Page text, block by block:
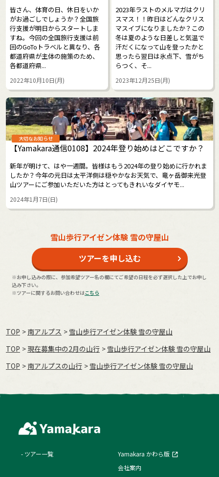
皆さん、体育の日、休日をいか
がお過ごしでしょうか？全国旅
行支援が明日からスタートしま
すね。今回の全国旅行支援は前
回のGoToトラベルと異なり、各
都道府県が主体の施策のため、
各都道府県...
2022年10月10日(月)
2023年ラストのメルマガはクリ
スマス！！昨日はどんなクリス
マスイブになりましたか？この
冬は夏のような日差しと気温で
汗だくになって山を登ったかと
思ったら翌日は氷点下、雪がち
らつく、そ...
2023年12月25日(月)
大切なお知らせ
【Yamakara通信0108】2024年登り始めはどこですか？
新年が明けて、はや一週間。皆様はもう2024年の登り始めに行かれま
したか？今年の元日は太平洋側は穏やかなお天気で、竜ヶ岳御来光登
山ツアーにご参加いただいた方はとってもきれいなダイヤモ...
2024年1月7日(日)
雪山歩行アイゼン体験 雪の守屋山
ツアーを申し込む
※お申し込みの際に、参加希望ツアー名の欄にてご希望の日程を必ず選択した上でお申し
込み下さい。
※ツアーに関するお問い合わせはこちら
TOP 南アルプス
雪山歩行アイゼン体験 雪の守屋山
TOP
現在募集中の2月の山行
雪山歩行アイゼン体験 雪の守屋山
TOP
南アルプスの山行 雪山歩行アイゼン体験 雪の守屋山
ツアー一覧
Yamakara かわら版
会社案内